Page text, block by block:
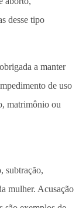
a manter
de uso
matrimônio ou